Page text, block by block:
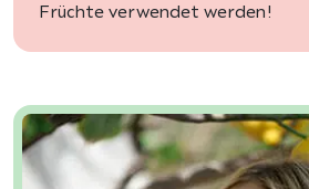
Früchte verwendet werden!